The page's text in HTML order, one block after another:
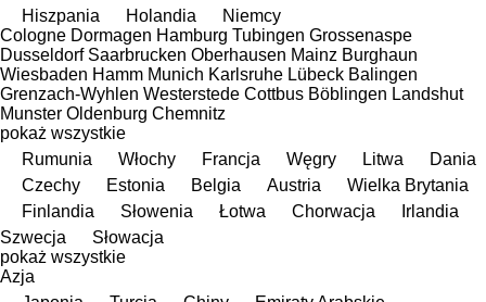
Hiszpania
Holandia
Niemcy
Cologne Dormagen Hamburg Tubingen Grossenaspe
Dusseldorf Saarbrucken Oberhausen Mainz Burghaun
Wiesbaden Hamm Munich Karlsruhe Lübeck Balingen
Grenzach-Wyhlen Westerstede Cottbus Böblingen Landshut
Munster Oldenburg Chemnitz
pokaż wszystkie
Rumunia
Włochy Francja Węgry Litwa
Dania
Czechy
Estonia Belgia Austria
Wielka Brytania
Finlandia
Słowenia Łotwa Chorwacja
Irlandia
Szwecja
Słowacja
pokaż wszystkie
Azja